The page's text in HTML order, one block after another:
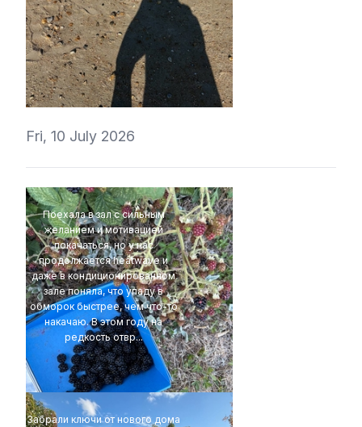
t1r1
Fri, 10 July 2026
Поехала в зал с сильным
желанием и мотивацией
покачаться, но у нас
продолжается heatwave и
даже в кондиционированном
зале поняла, что упаду в
обморок быстрее, чем что-то
накачаю. В этом году на
редкость отвр...
t1r1
Забрали ключи от нового дома